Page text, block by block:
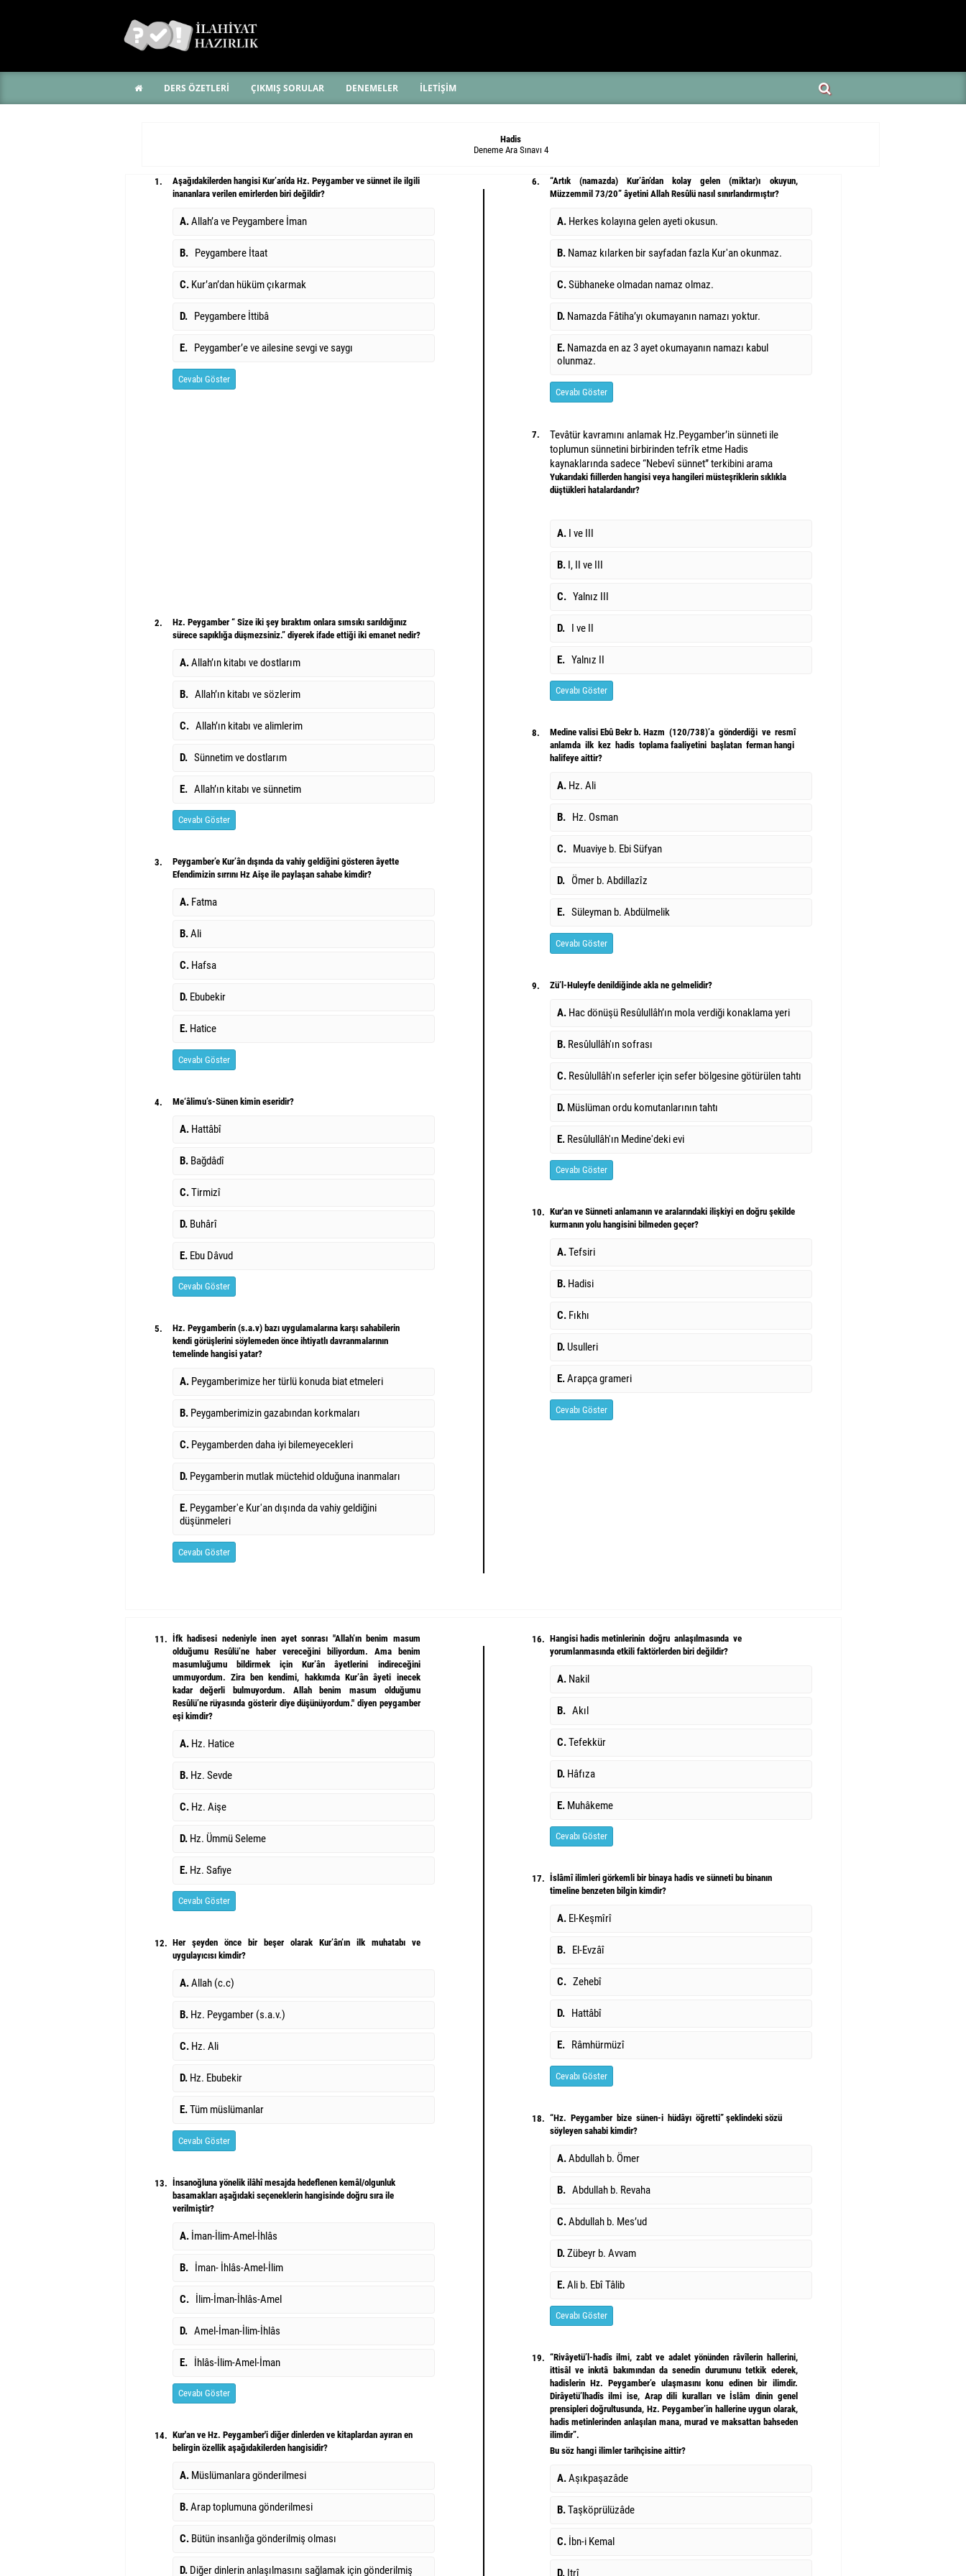
DERS ÖZETLERİ ÇIKMIŞ SORULAR DENEMELER İLETİŞİM
Hadis
Deneme Ara Sınavı 4
1.
Aşağıdakilerden hangisi Kur’an’da Hz. Peygamber ve sünnet ile ilgili
inananlara verilen emirlerden biri değildir?
A.Allah’a ve Peygambere İman
B. Peygambere İtaat
C. Kur’an’dan hüküm çıkarmak
D. Peygambere İttibâ
E. Peygamber’e ve ailesine sevgi ve saygı
Cevabı Göster
2.
Hz. Peygamber “ Size iki şey bıraktım onlara sımsıkı sarıldığınız
sürece sapıklığa düşmezsiniz.” diyerek ifade ettiği iki emanet nedir?
A.Allah’ın kitabı ve dostlarım
B. Allah’ın kitabı ve sözlerim
C. Allah’ın kitabı ve alimlerim
D. Sünnetim ve dostlarım
E. Allah’ın kitabı ve sünnetim
Cevabı Göster
3.
Peygamber’e Kur’ân dışında da vahiy geldiğini gösteren âyette
Efendimizin sırrını Hz Aişe ile paylaşan sahabe kimdir?
A. Fatma
B.Ali
C. Hafsa
D. Ebubekir
E. Hatice
Cevabı Göster
4. Me‘âlimu’s-Sünen kimin eseridir?
A. Hattâbî
B. Bağdâdî
C.Tirmizî
D. Buhârî
E. Ebu Dâvud
Cevabı Göster
5.
Hz. Peygamberin (s.a.v) bazı uygulamalarına karşı sahabilerin
kendi görüşlerini söylemeden önce ihtiyatlı davranmalarının
temelinde hangisi yatar?
A. Peygamberimize her türlü konuda biat etmeleri
B. Peygamberimizin gazabından korkmaları
C. Peygamberden daha iyi bilemeyecekleri
D. Peygamberin mutlak müctehid olduğuna inanmaları
E. Peygamber'e Kur'an dışında da vahiy geldiğini
düşünmeleri
Cevabı Göster
6.
“Artık (namazda) Kur’ân’dan kolay gelen (miktar)ı okuyun,
Müzzemmil 73/20” âyetini Allah Resûlü nasıl sınırlandırmıştır?
A. Herkes kolayına gelen ayeti okusun.
B. Namaz kılarken bir sayfadan fazla Kur'an okunmaz.
C.Sübhaneke olmadan namaz olmaz.
D. Namazda Fâtiha’yı okumayanın namazı yoktur.
E. Namazda en az 3 ayet okumayanın namazı kabul
olunmaz.
Cevabı Göster
7.
Tevâtür kavramını anlamak Hz.Peygamber’in sünneti ile
toplumun sünnetini birbirinden tefrîk etme Hadis
kaynaklarında sadece “Nebevî sünnet” terkibini arama
Yukarıdaki fiillerden hangisi veya hangileri müsteşriklerin sıklıkla
düştükleri hatalardandır?
A. I ve III
B. I, II ve III
C. Yalnız III
D. I ve II
E. Yalnız II
Cevabı Göster
8.
Medine valisi Ebû Bekr b. Hazm (120/738)’a gönderdiği ve resmî
anlamda ilk kez hadis toplama faaliyetini başlatan ferman hangi
halifeye aittir?
A. Hz. Ali
B. Hz. Osman
C. Muaviye b. Ebi Süfyan
D. Ömer b. Abdillazîz
E. Süleyman b. Abdülmelik
Cevabı Göster
9. Zü’l-Huleyfe denildiğinde akla ne gelmelidir?
A. Hac dönüşü Resûlullâh’ın mola verdiği konaklama yeri
B. Resûlullâh'ın sofrası
C. Resûlullâh'ın seferler için sefer bölgesine götürülen tahtı
D. Müslüman ordu komutanlarının tahtı
E. Resûlullâh'ın Medine'deki evi
Cevabı Göster
10. Kur'an ve Sünneti anlamanın ve aralarındaki ilişkiyi en doğru şekilde
kurmanın yolu hangisini bilmeden geçer?
A.Tefsiri
B. Hadisi
C. Fıkhı
D. Usulleri
E.Arapça grameri
Cevabı Göster
11. İfk hadisesi nedeniyle inen ayet sonrası "Allah’ın benim masum
olduğumu Resûlü’ne haber vereceğini biliyordum. Ama benim
masumluğumu bildirmek için Kur’ân âyetlerini indireceğini
ummuyordum. Zira ben kendimi, hakkımda Kur’ân âyeti inecek
kadar değerli bulmuyordum. Allah benim masum olduğumu
Resûlü’ne rüyasında gösterir diye düşünüyordum." diyen peygamber
eşi kimdir?
A. Hz. Hatice
B. Hz. Sevde
C. Hz. Aişe
D. Hz. Ümmü Seleme
E. Hz. Safiye
Cevabı Göster
12. Her şeyden önce bir beşer olarak Kur’ân’ın ilk muhatabı ve
uygulayıcısı kimdir?
A.Allah (c.c)
B. Hz. Peygamber (s.a.v.)
C. Hz. Ali
D. Hz. Ebubekir
E.Tüm müslümanlar
Cevabı Göster
13. İnsanoğluna yönelik ilâhî mesajda hedeflenen kemâl/olgunluk
basamakları aşağıdaki seçeneklerin hangisinde doğru sıra ile
verilmiştir?
A. İman-İlim-Amel-İhlâs
B. İman- İhlâs-Amel-İlim
C. İlim-İman-İhlâs-Amel
D. Amel-İman-İlim-İhlâs
E. İhlâs-İlim-Amel-İman
Cevabı Göster
14. Kur'an ve Hz. Peygamber'i diğer dinlerden ve kitaplardan ayıran en
belirgin özellik aşağıdakilerden hangisidir?
A. Müslümanlara gönderilmesi
B.Arap toplumuna gönderilmesi
C. Bütün insanlığa gönderilmiş olması
D. Diğer dinlerin anlaşılmasını sağlamak için gönderilmiş
16. Hangisi hadis metinlerinin doğru anlaşılmasında ve
yorumlanmasında etkili faktörlerden biri değildir?
A. Nakil
B. Akıl
C.Tefekkür
D. Hâfıza
E. Muhâkeme
Cevabı Göster
17. İslâmî ilimleri görkemli bir binaya hadis ve sünneti bu binanın
timeline benzeten bilgin kimdir?
A. El-Keşmîrî
B. El-Evzâî
C. Zehebî
D. Hattâbî
E. Râmhürmüzî
Cevabı Göster
18. “Hz. Peygamber bize sünen-i hüdâyı öğretti” şeklindeki sözü
söyleyen sahabi kimdir?
A.Abdullah b. Ömer
B. Abdullah b. Revaha
C.Abdullah b. Mes’ud
D.Zübeyr b. Avvam
E.Ali b. Ebî Tâlib
Cevabı Göster
19. “Rivâyetü’l-hadîs ilmi, zabt ve adalet yönünden râvîlerin hallerini,
ittisâl ve inkıtâ bakımından da senedin durumunu tetkik ederek,
hadislerin Hz. Peygamber’e ulaşmasını konu edinen bir ilimdir.
Dirâyetü’lhadîs ilmi ise, Arap dili kuralları ve İslâm dinin genel
prensipleri doğrultusunda, Hz. Peygamber’in hallerine uygun olarak,
hadis metinlerinden anlaşılan mana, murad ve maksattan bahseden
ilimdir”.
Bu söz hangi ilimler tarihçisine aittir?
A.Aşıkpaşazâde
B.Taşköprülüzâde
C. İbn-i Kemal
D. Itrî